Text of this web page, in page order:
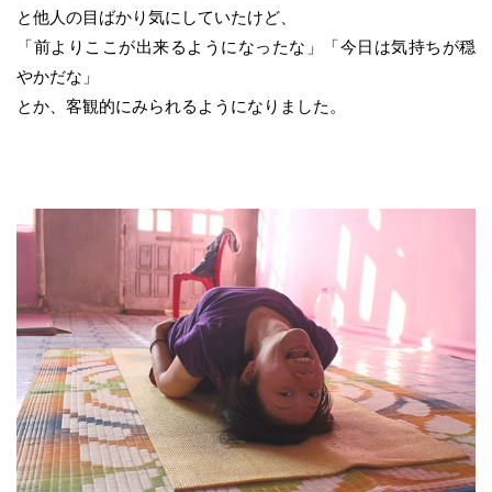
と他人の目ばかり気にしていたけど、
「前よりここが出来るようになったな」「今日は気持ちが穏
やかだな」
とか、客観的にみられるようになりました。